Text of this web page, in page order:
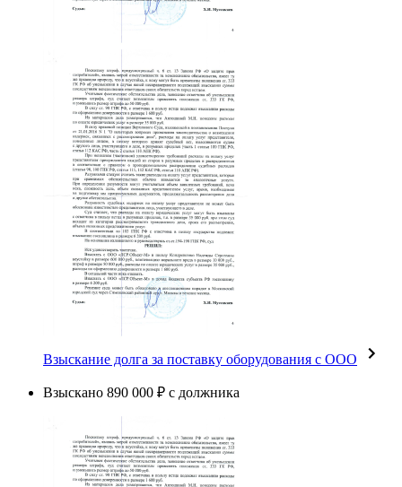
Взыскание долга за поставку оборудования с ООО
Взыскано 890 000 ₽ с должника